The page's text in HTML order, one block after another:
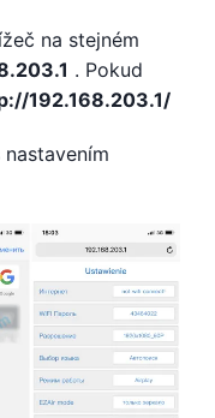
na stejném
. Pokud
192.168.203.1/